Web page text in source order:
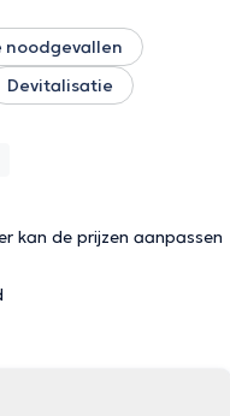
noodgevallen
Devitalisatie
kan de prijzen aanpassen